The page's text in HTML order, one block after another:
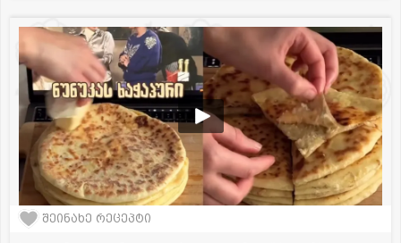
შეინახე რეცეპტი